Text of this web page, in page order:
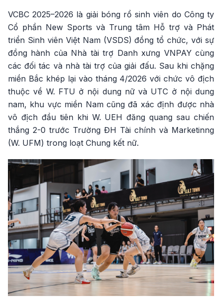
VCBC 2025–2026 là giải bóng rổ sinh viên do Công ty
Cổ phần New Sports và Trung tâm Hỗ trợ và Phát
triển Sinh viên Việt Nam (VSDS) đồng tổ chức, với sự
đồng hành của Nhà tài trợ Danh xưng VNPAY cùng
các đối tác và nhà tài trợ của giải đấu. Sau khi chặng
miền Bắc khép lại vào tháng 4/2026 với chức vô địch
thuộc về W. FTU ở nội dung nữ và UTC ở nội dung
nam, khu vực miền Nam cũng đã xác định được nhà
vô địch đầu tiên khi W. UEH đăng quang sau chiến
thắng 2-0 trước Trường ĐH Tài chính và Marketinng
(W. UFM) trong loạt Chung kết nữ.